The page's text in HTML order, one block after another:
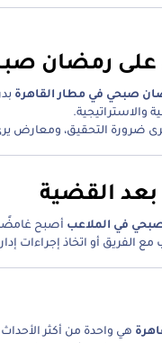
على رمضان
صبحي في مطار القاهرة
والاستراتيجية.
ضرورة التحقيق، ومعارض
القضية
في الملاعب أصبح
الفريق أو اتخاذ إجراءات